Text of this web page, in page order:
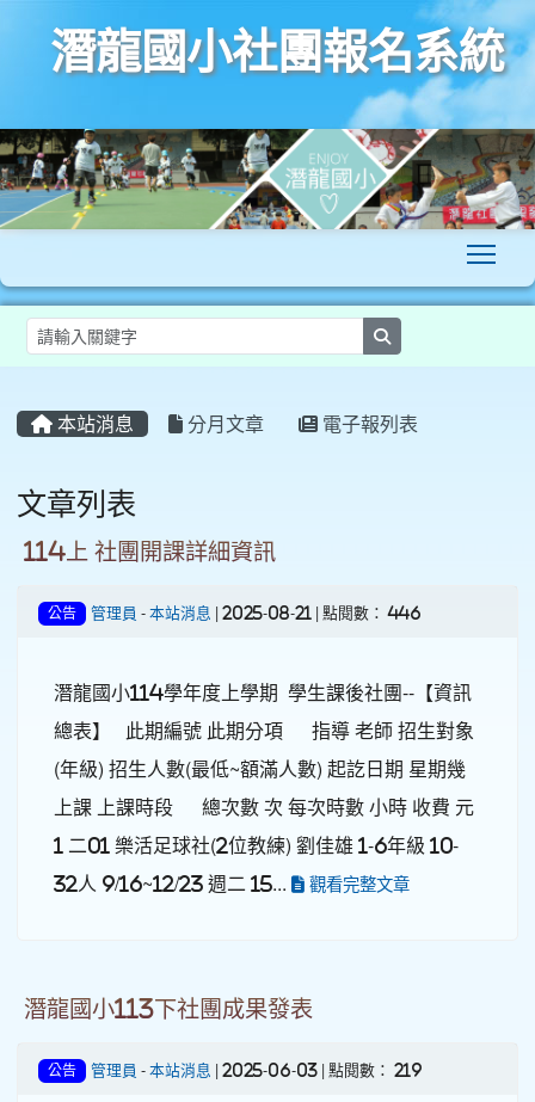
潛龍國小社團報名系統
本站消息 分月文章 電子報列表
文章列表
114上 社團開課詳細資訊
公告 管理員 - 本站消息 | 2025-08-21 | 點閱數： 446
潛龍國小114學年度上學期 學生課後社團--【資訊
總表】 此期編號 此期分項 指導 老師 招生對象
(年級) 招生人數(最低~額滿人數) 起訖日期 星期幾
上課 上課時段 總次數 次 每次時數 小時 收費 元
1 二01 樂活足球社(2位教練) 劉佳雄 1-6年級 10-
32人 9/16~12/23 週二 15...
觀看完整文章
潛龍國小113下社團成果發表
公告 管理員 - 本站消息 | 2025-06-03 | 點閱數： 219